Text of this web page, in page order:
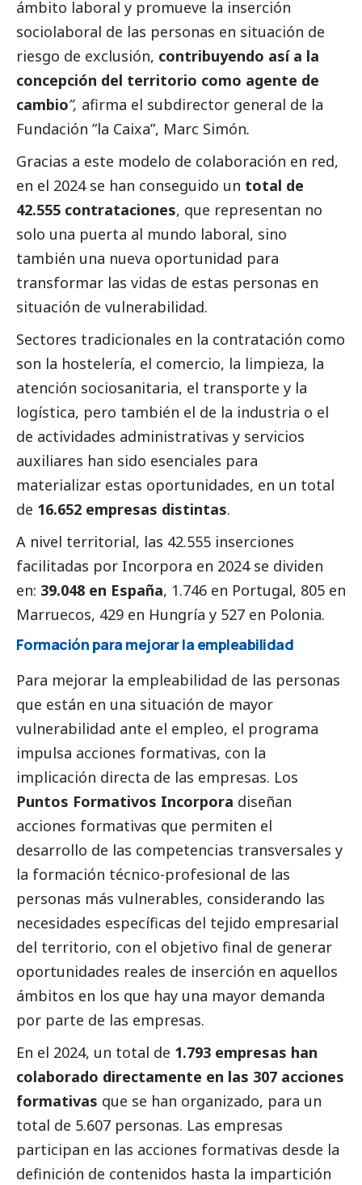
ámbito laboral y promueve la inserción
sociolaboral de las personas en situación de
riesgo de exclusión, contribuyendo así a la
concepción del territorio como agente de
cambio”, afirma el subdirector general de la
Fundación ”la Caixa”, Marc Simón.
Gracias a este modelo de colaboración en red,
en el 2024 se han conseguido un total de
42.555 contrataciones, que representan no
solo una puerta al mundo laboral, sino
también una nueva oportunidad para
transformar las vidas de estas personas en
situación de vulnerabilidad.
Sectores tradicionales en la contratación como
son la hostelería, el comercio, la limpieza, la
atención sociosanitaria, el transporte y la
logística, pero también el de la industria o el
de actividades administrativas y servicios
auxiliares han sido esenciales para
materializar estas oportunidades, en un total
de 16.652 empresas distintas.
A nivel territorial, las 42.555 inserciones
facilitadas por Incorpora en 2024 se dividen
en: 39.048 en España, 1.746 en Portugal, 805 en
Marruecos, 429 en Hungría y 527 en Polonia.
Formación para mejorar la empleabilidad
Para mejorar la empleabilidad de las personas
que están en una situación de mayor
vulnerabilidad ante el empleo, el programa
impulsa acciones formativas, con la
implicación directa de las empresas. Los
Puntos Formativos Incorpora diseñan
acciones formativas que permiten el
desarrollo de las competencias transversales y
la formación técnico-profesional de las
personas más vulnerables, considerando las
necesidades específicas del tejido empresarial
del territorio, con el objetivo final de generar
oportunidades reales de inserción en aquellos
ámbitos en los que hay una mayor demanda
por parte de las empresas.
En el 2024, un total de 1.793 empresas han
colaborado directamente en las 307 acciones
formativas que se han organizado, para un
total de 5.607 personas. Las empresas
participan en las acciones formativas desde la
definición de contenidos hasta la impartición